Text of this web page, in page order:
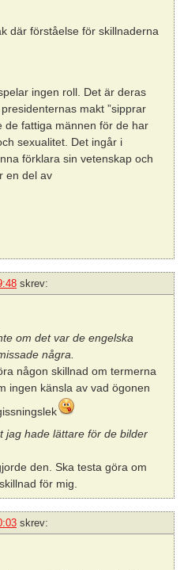
där förståelse för skillnaderna
ingen roll. Det är deras
makt ”sipprar
de fattiga männen för de har
sexualitet. Det ingår i
förklara sin vetenskap och
en del av
skrev:
om det var de engelska
några.
någon skillnad om termerna
ingen känsla av vad ögonen
jag hade lättare för de bilder
den. Ska testa göra om
för mig.
skrev: